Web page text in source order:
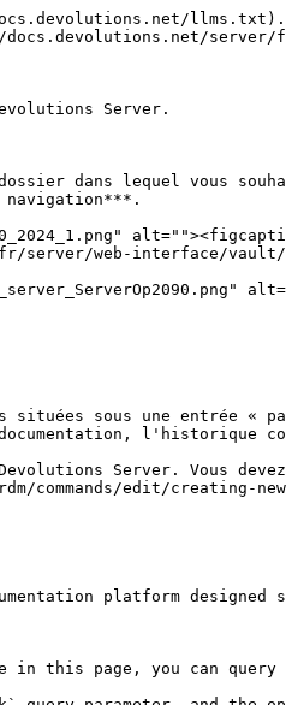
llms.txt).
Server.
dans lequel vous
server/web-interface/
situées sous une entrée
l'historique
Server. Vous
commands/edit/creating-
platform designed
page, you can query